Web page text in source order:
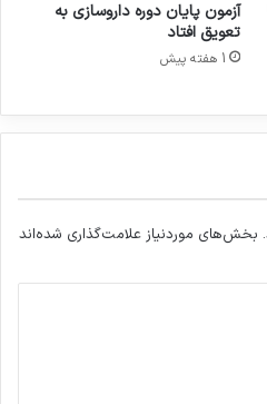
آزمون پایان دوره داروسازی به
تعویق افتاد
1 هفته پیش
بخش‌های موردنیاز علامت‌گذاری شده‌اند